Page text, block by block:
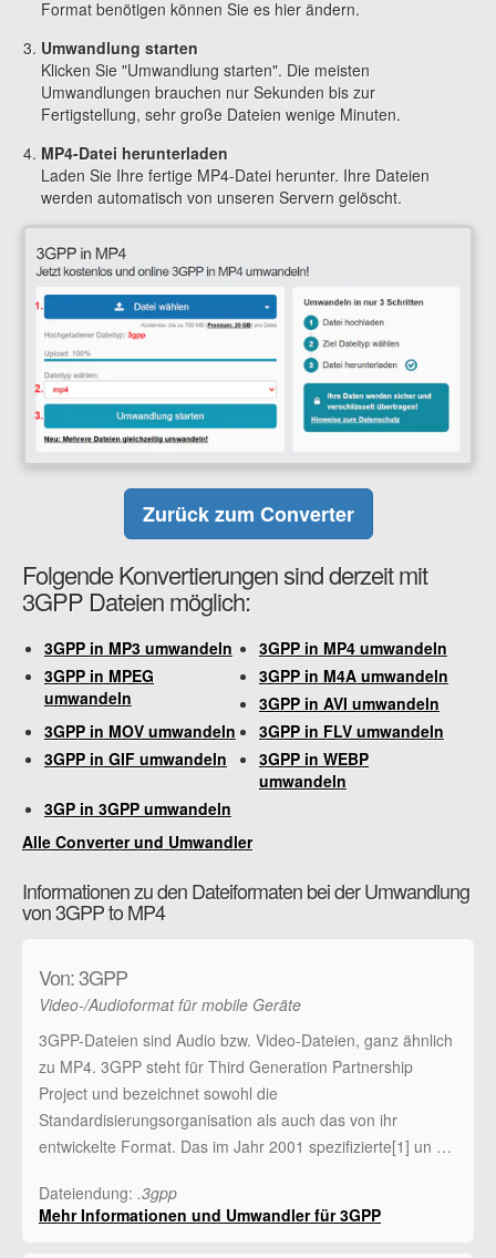
Format benötigen können Sie es hier ändern.
Umwandlung starten
Klicken Sie "Umwandlung starten". Die meisten
Umwandlungen brauchen nur Sekunden bis zur
Fertigstellung, sehr große Dateien wenige Minuten.
MP4-Datei herunterladen
Laden Sie Ihre fertige MP4-Datei herunter. Ihre Dateien
werden automatisch von unseren Servern gelöscht.
Zurück zum Converter
Folgende Konvertierungen sind derzeit mit
3GPP Dateien möglich:
3GPP in MP3 umwandeln
3GPP in MP4 umwandeln
3GPP in MPEG
umwandeln
3GPP in M4A umwandeln
3GPP in AVI umwandeln
3GPP in MOV umwandeln
3GPP in FLV umwandeln
3GPP in GIF umwandeln
3GPP in WEBP
umwandeln
3GP in 3GPP umwandeln
Alle Converter und Umwandler
Informationen zu den Dateiformaten bei der Umwandlung
von 3GPP to MP4
Von: 3GPP
Video-/Audioformat für mobile Geräte
3GPP-Dateien sind Audio bzw. Video-Dateien, ganz ähnlich
zu MP4. 3GPP steht für Third Generation Partnership
Project und bezeichnet sowohl die
Standardisierungsorganisation als auch das von ihr
entwickelte Format. Das im Jahr 2001 spezifizierte[1] un …
Dateiendung: .3gpp
Mehr Informationen und Umwandler für 3GPP